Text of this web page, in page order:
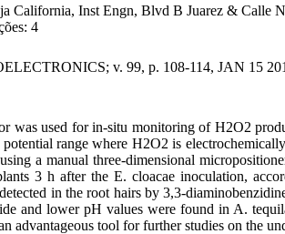
California, Inst Engn, Blvd B Juarez & Calle
4
v. 99, p. 108-114, JAN 15
was used for in-situ monitoring of H2O2
range where H2O2 is
a manual three-dimensional
3 h after the E. cloacae inoculation,
in the root hairs by 3,3-
and lower pH values were found in A.
advantageous tool for further studies on